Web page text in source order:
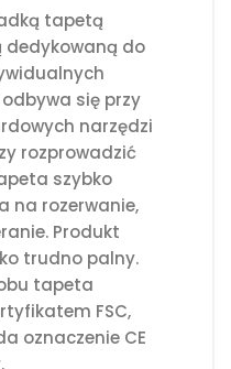
tapetą
dedykowaną do
się przy
narzędzi
rozprowadzić
szybko
na rozerwanie,
Produkt
trudno palny.
tapeta
FSC,
oznaczenie CE